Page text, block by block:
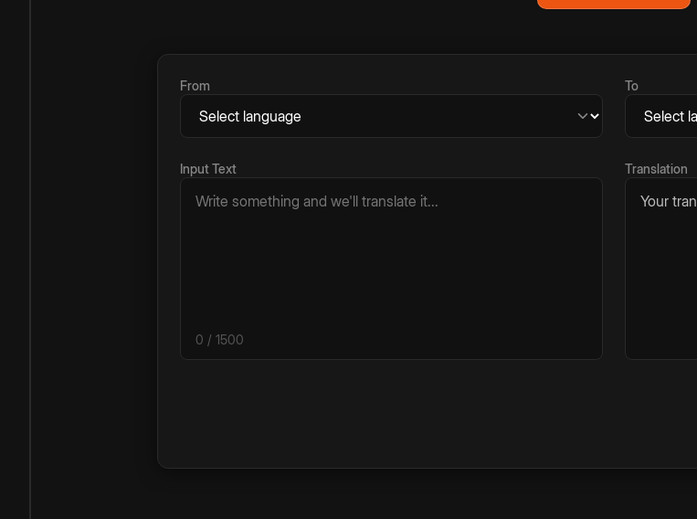
From To
Input Text
0 / 1500
Translation
Your